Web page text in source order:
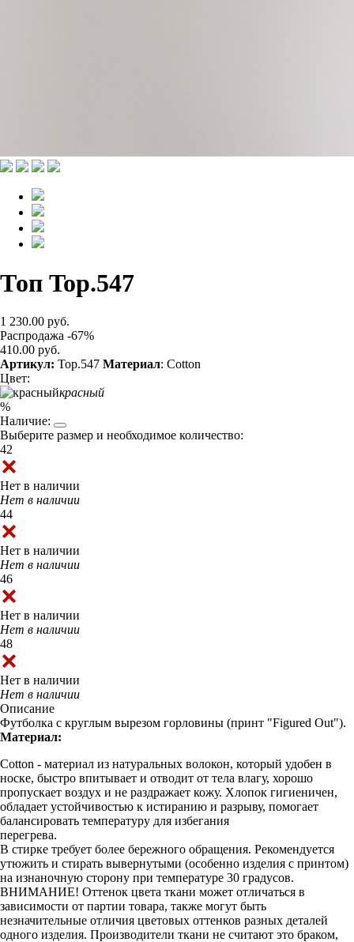
Топ Top.547
1 230.00 руб.
Распродажа -67%
410.00 руб.
Артикул: Top.547 Материал: Cotton
Цвет:
красный
%
Наличие:
Выберите размер и необходимое количество:
42
Нет в наличии
Нет в наличии
44
Нет в наличии
Нет в наличии
46
Нет в наличии
Нет в наличии
48
Нет в наличии
Нет в наличии
Описание
Футболка с круглым вырезом горловины (принт "Figured Out").
Материал:
Cotton - материал из натуральных волокон, который удобен в
носке, быстро впитывает и отводит от тела влагу, хорошо
пропускает воздух и не раздражает кожу. Хлопок гигиеничен,
обладает устойчивостью к истиранию и разрыву, помогает
балансировать температуру для избегания
перегрева.
В стирке требует более бережного обращения. Рекомендуется
утюжить и стирать вывернутыми (особенно изделия с принтом)
на изнаночную сторону при температуре 30 градусов.
ВНИМАНИЕ! Оттенок цвета ткани может отличаться в
зависимости от партии товара, также могут быть
незначительные отличия цветовых оттенков разных деталей
одного изделия. Производители ткани не считают это браком,